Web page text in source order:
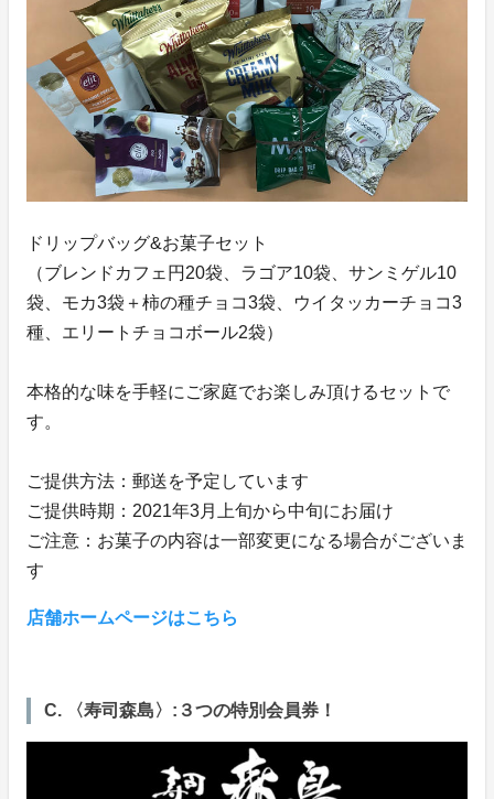
ドリップバッグ&お菓子セット
（ブレンドカフェ円20袋、ラゴア10袋、サンミゲル10
袋、モカ3袋＋柿の種チョコ3袋、ウイタッカーチョコ3
種、エリートチョコボール2袋）
本格的な味を手軽にご家庭でお楽しみ頂けるセットで
す。
ご提供方法：郵送を予定しています
ご提供時期：2021年3月上旬から中旬にお届け
ご注意：お菓子の内容は一部変更になる場合がございま
す
店舗ホームページはこちら
C. 〈寿司森島〉:３つの特別会員券！